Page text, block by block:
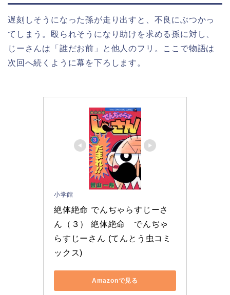
遅刻しそうになった孫が走り出すと、不良にぶつかっ
てしまう。殴られそうになり助けを求める孫に対し、
じーさんは「誰だお前」と他人のフリ。ここで物語は
次回へ続くように幕を下ろします。
小学館
絶体絶命 でんぢゃらすじーさ
ん（３） 絶体絶命　でんぢゃ
らすじーさん (てんとう虫コミ
ックス)
Amazonで見る